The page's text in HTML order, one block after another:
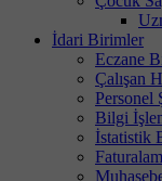
İdari Birimler
Eczane
Çalışan
Personel
Bilgi
İstatistik